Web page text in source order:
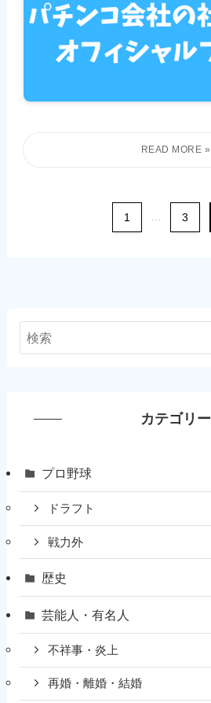
1 3
カテゴリー
プロ野球
ドラフト
戦力外
歴史
芸能人・有名人
不祥事・炎上
再婚・離婚・結婚